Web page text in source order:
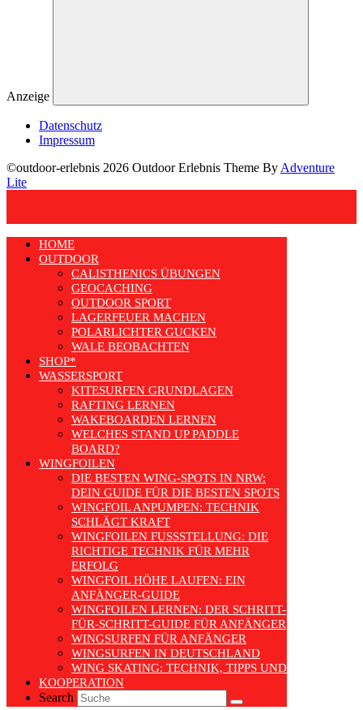
Anzeige
Datenschutz
Impressum
©outdoor-erlebnis 2026 Outdoor Erlebnis Theme By Adventure
Lite
HOME
OUTDOOR
CALISTHENICS ÜBUNGEN
GEOCACHING
OUTDOOR SPORT
LAGERFEUER MACHEN
POLARLICHTER GUCKEN
WALE BEOBACHTEN
SHOP*
WASSERSPORT
KITESURFEN GRUNDLAGEN
RAFTING LERNEN
WAKEBOARDEN LERNEN
WELCHES STAND UP PADDLE
BOARD?
WINGFOILEN
DIE BESTEN WING-SPOTS IN NRW:
DEIN GUIDE FÜR DIE BESTEN SPOTS
WINGFOIL ANPUMPEN: TECHNIK
SCHLÄGT KRAFT
WINGFOILEN FUSSSTELLUNG: DIE R
ICHTIGE TECHNIK FÜR MEHR E
RFOLG
WINGFOIL HÖHE LAUFEN: EIN
ANFÄNGER-GUIDE
WINGFOILEN LERNEN: DER SCHRITT-
FÜR-SCHRITT-GUIDE FÜR ANFÄNGER
WINGSURFEN FÜR ANFÄNGER
WINGSURFEN IN DEUTSCHLAND
WING SKATING: TECHNIK, TIPPS UND TRENDS
KOOPERATION
Search